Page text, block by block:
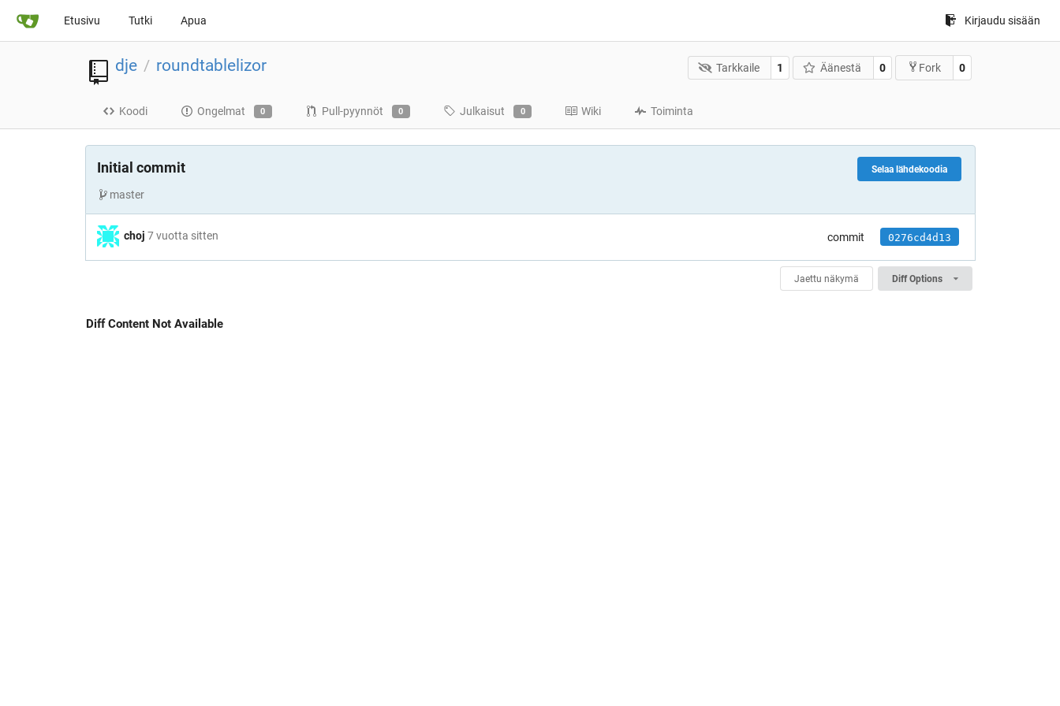
Etusivu Tutki Apua Kirjaudu sisään
dje / roundtablelizor Tarkkaile 1 Äänestä 0 Fork 0
Koodi Ongelmat 0 Pull-pyynnöt 0 Julkaisut 0 Wiki Toiminta
Selaa lähdekoodia
Initial commit
master
choj 7 vuotta sitten commit 0276cd4d13
Jaettu näkymä Diff Options
Diff Content Not Available